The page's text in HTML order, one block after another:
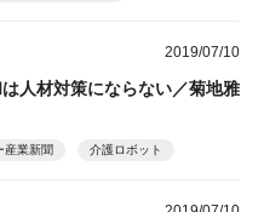
2019/07/10
人材対策にならない／菊地雅
産業新聞 介護ロボット